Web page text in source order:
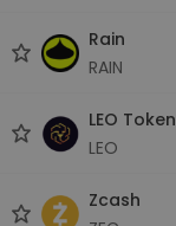
Rain
RAIN
LEO Token
LEO
Zcash